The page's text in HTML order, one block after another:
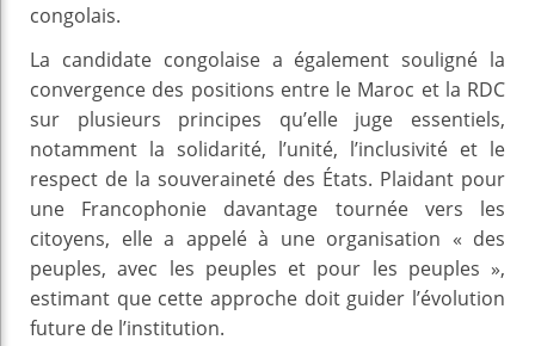
congolais.
La candidate congolaise a également souligné la
convergence des positions entre le Maroc et la RDC
sur plusieurs principes qu’elle juge essentiels,
notamment la solidarité, l’unité, l’inclusivité et le
respect de la souveraineté des États. Plaidant pour
une Francophonie davantage tournée vers les
citoyens, elle a appelé à une organisation « des
peuples, avec les peuples et pour les peuples »,
estimant que cette approche doit guider l’évolution
future de l’institution.